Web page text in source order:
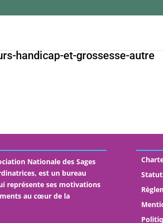
handicap-et-grossesse-autre
Nationale des Sages
est un bureau
représente ses motivations
au cœur de la